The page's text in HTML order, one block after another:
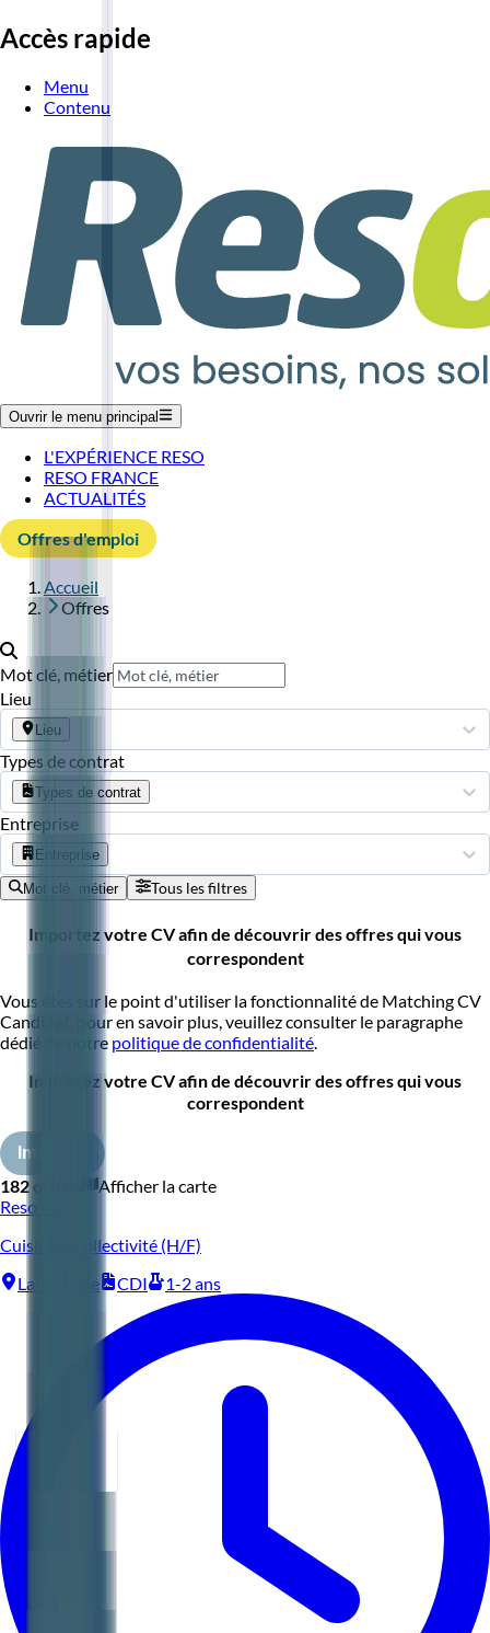
Accès rapide
Menu
Contenu
Ouvrir le menu principal
L'EXPÉRIENCE RESO
RESO FRANCE
ACTUALITÉS
Offres d'emploi
Accueil
Offres
Mot clé, métier
Lieu
Lieu
Types de contrat
Types de contrat
Entreprise
Entreprise
Mot clé, métier Tous les filtres
Importez votre CV afin de découvrir des offres qui vous
correspondent
Vous êtes sur le point d'utiliser la fonctionnalité de Matching CV
Candidat, pour en savoir plus, veuillez consulter le paragraphe
dédié de notre politique de confidentialité
Importez votre CV afin de découvrir des offres qui vous
correspondent
Importer
182 offres
Afficher la carte
Reso 44
Cuisinier Collectivité (H/F)
La Turballe
CDI 1-2 ans